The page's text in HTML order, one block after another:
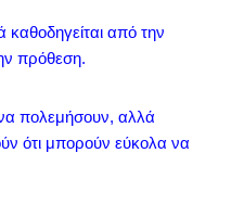
καθοδηγείται από την
πρόθεση.
πολεμήσουν, αλλά
ότι μπορούν εύκολα να